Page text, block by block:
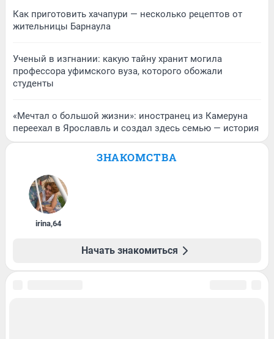
Как приготовить хачапури — несколько рецептов от
жительницы Барнаула
Ученый в изгнании: какую тайну хранит могила
профессора уфимского вуза, которого обожали
студенты
«Мечтал о большой жизни»: иностранец из Камеруна
переехал в Ярославль и создал здесь семью — история
ЗНАКОМСТВА
irina,64
Начать знакомиться